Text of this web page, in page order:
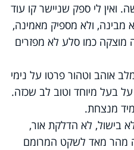
ואין לי ספק שניישר קו עוד
מבינה, ולא מספיק מאמינה,
מוצקה כמו סלע לא מפזרים
אוהב וטהור פרטו על נימי
בעל מיוחד וטוב לב שכזה.
מנצחת.
בישול, לא הדלקת אור,
מהר מאד לשקט המרומם